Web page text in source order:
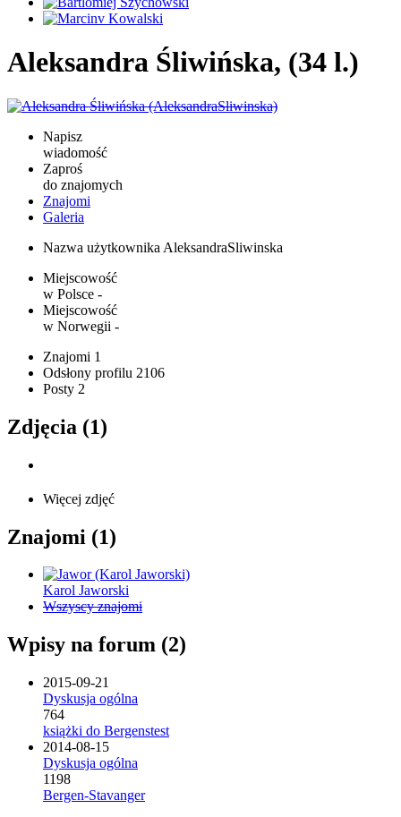
Aleksandra Śliwińska, (34 l.)
Napisz
wiadomość
Zaproś
do znajomych
Znajomi
Galeria
Nazwa użytkownika AleksandraSliwinska
Miejscowość
w Polsce -
Miejscowość
w Norwegii -
Znajomi 1
Odsłony profilu 2106
Posty 2
Zdjęcia (1)
Więcej zdjęć
Znajomi (1)
Karol Jaworski
Wszyscy znajomi
Wpisy na forum (2)
2015-09-21
Dyskusja ogólna
764
książki do Bergenstest
2014-08-15
Dyskusja ogólna
1198
Bergen-Stavanger